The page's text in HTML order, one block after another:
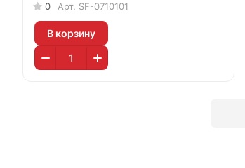
0 Арт. SF-0710101
В корзину